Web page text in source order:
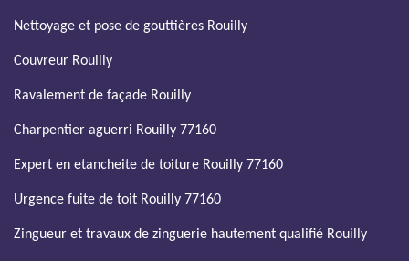
Nettoyage et pose de gouttières Rouilly
Couvreur Rouilly
Ravalement de façade Rouilly
Charpentier aguerri Rouilly 77160
Expert en etancheite de toiture Rouilly 77160
Urgence fuite de toit Rouilly 77160
Zingueur et travaux de zinguerie hautement qualifié Rouilly